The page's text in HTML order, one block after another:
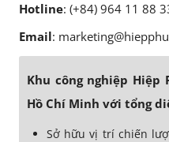
Hotline: (+84) 964 11 88
Email:
Khu công nghiệp Hiệp
Hồ Chí Minh với tổng
Sở hữu vị trí chiến